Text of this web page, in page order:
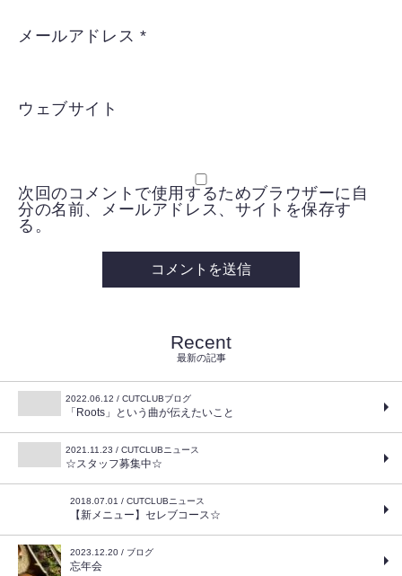
メールアドレス *
ウェブサイト
次回のコメントで使用するためブラウザーに自
分の名前、メールアドレス、サイトを保存す
る。
Recent
最新の記事
2022.06.12 / CUTCLUBブログ
「Roots」という曲が伝えたいこと
2021.11.23 / CUTCLUBニュース
☆スタッフ募集中☆
2018.07.01 / CUTCLUBニュース
【新メニュー】セレブコース☆
2023.12.20 / ブログ
忘年会